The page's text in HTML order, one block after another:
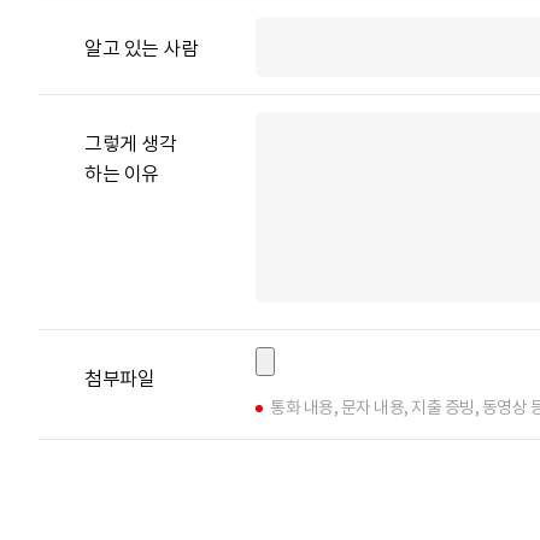
알고 있는 사람
그렇게 생각
하는 이유
첨부파일
통화 내용, 문자 내용, 지출 증빙, 동영상